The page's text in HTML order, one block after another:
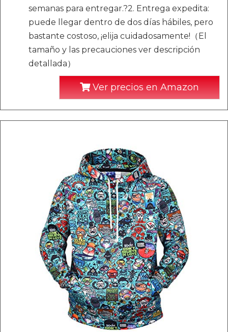
semanas para entregar.?2. Entrega expedita:
puede llegar dentro de dos días hábiles, pero
bastante costoso, ¡elija cuidadosamente!（El
tamaño y las precauciones ver descripción
detallada）
Ver precios en Amazon